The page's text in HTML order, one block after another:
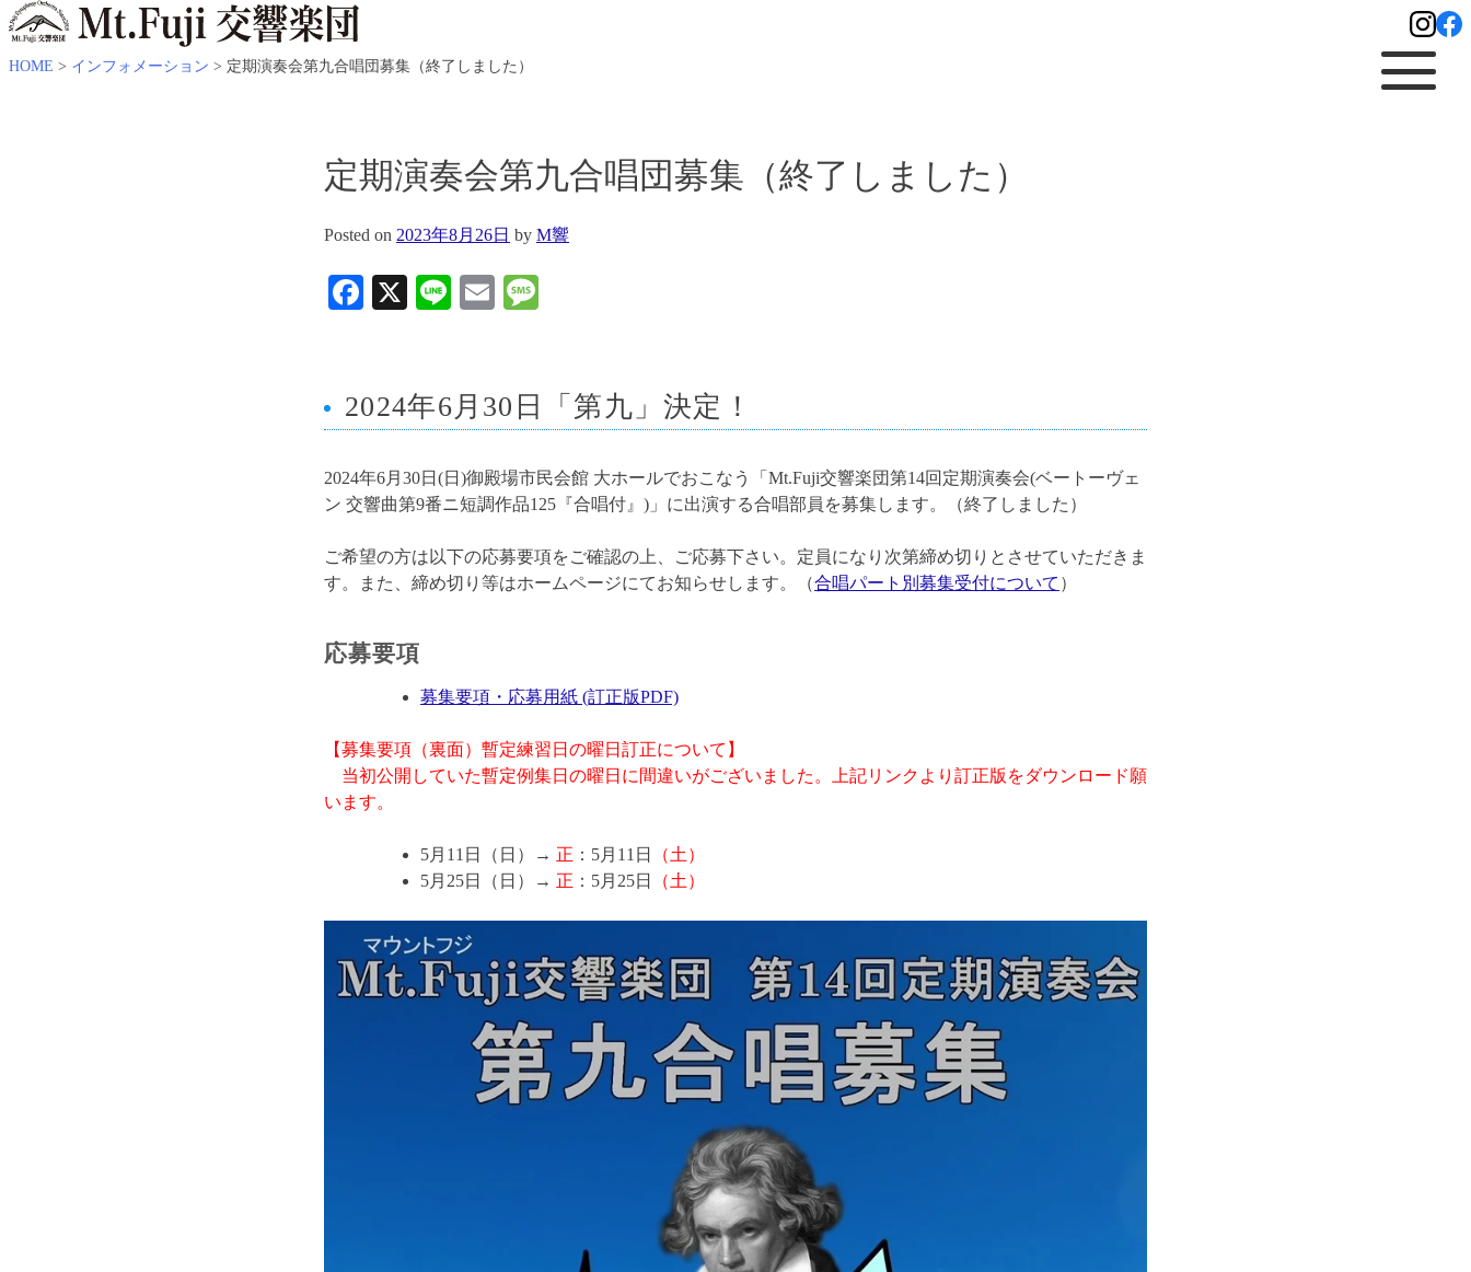
HOME > インフォメーション > 定期演奏会第九合唱団募集（終了しました）
定期演奏会第九合唱団募集（終了しました）
Posted on 2023年8月26日 by M響
Facebook
X LineEmail
2024年6月30日「第九」決定！
2024年6月30日(日)御殿場市民会館 大ホールでおこなう「Mt.Fuji交響楽団第14回定期演奏会(ベートーヴェ
ン 交響曲第9番ニ短調作品125『合唱付』)」に出演する合唱部員を募集します。（終了しました）
ご希望の方は以下の応募要項をご確認の上、ご応募下さい。定員になり次第締め切りとさせていただきま
す。また、締め切り等はホームページにてお知らせします。（合唱パート別募集受付について ）
応募要項
募集要項・応募用紙 (訂正版PDF)
【募集要項（裏面）暫定練習日の曜日訂正について】
当初公開していた暫定例集日の曜日に間違いがございました。上記リンクより訂正版をダウンロード願
います。
5月11日（日）→ 正 ：5月11日
（土）
5月25日（日）→ 正 ：5月25日 （土）